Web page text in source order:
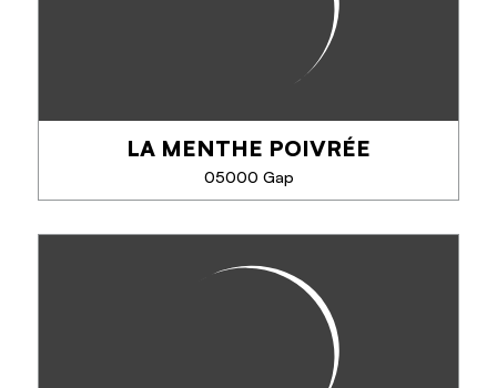
TÉLÉPHONE
EN SAVOIR PLUS
LA MENTHE POIVRÉE
05000 Gap
Cuisine de produits frais et de saison mêlant